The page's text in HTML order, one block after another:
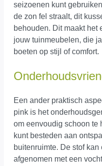
seizoenen kunt
de zon fel straalt, dit
behouden. Dit maakt het
jouw tuinmeubelen, die
boeten op stijl of comfort.
Een ander praktisch
pink is het
om eenvoudig schoon te
kunt besteden aan
buitenruimte. De stof
afgenomen met een